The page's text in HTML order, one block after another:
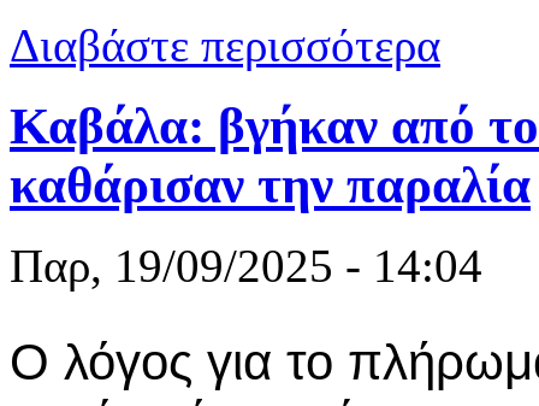
Διαβάστε περισσότερα
Καβάλα: βγήκαν από το
καθάρισαν την παραλία
Παρ, 19/09/2025 - 14:04
Ο λόγος για το